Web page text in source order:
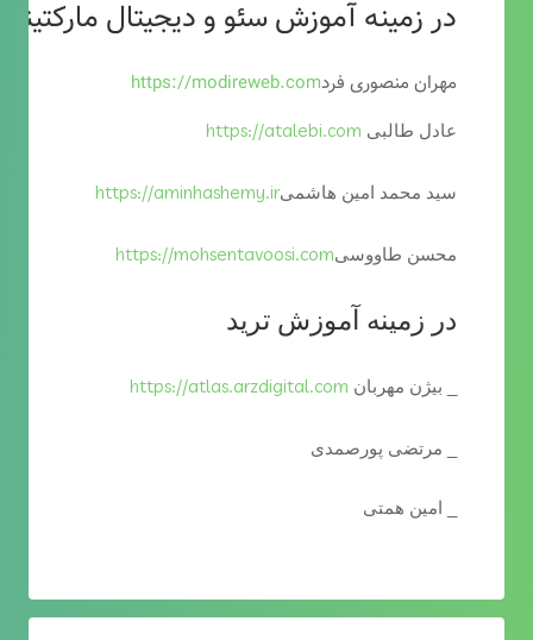
در زمینه آموزش سئو و دیجیتال
مهران منصوری فردhttps://modireweb.com
عادل طالبی https://atalebi.com
سید محمد امین هاشمیhttps://aminhashemy.ir
محسن طاووسیhttps://mohsentavoosi.com
در زمینه آموزش ترید
_ بیژن مهربان https://atlas.arzdigital.com
_ مرتضی پورصمدی
_ امین همتی